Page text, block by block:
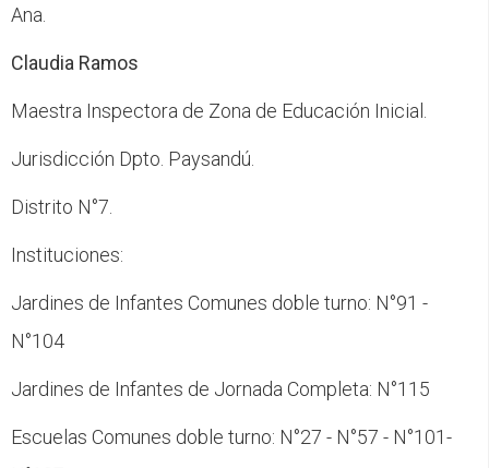
Ana.
Claudia Ramos
Maestra Inspectora de Zona de Educación Inicial.
Jurisdicción Dpto. Paysandú.
Distrito N°7.
Instituciones:
Jardines de Infantes Comunes doble turno: N°91 -
N°104
Jardines de Infantes de Jornada Completa: N°115
Escuelas Comunes doble turno: N°27 - N°57 - N°101-